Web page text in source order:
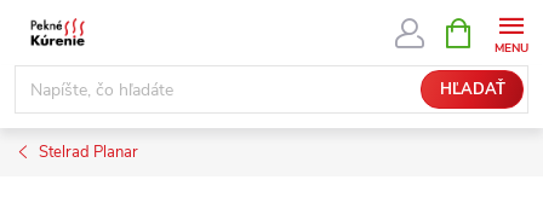
Prejsť
obsah
HĽADAŤ
KOŠÍK
Stelrad Planar